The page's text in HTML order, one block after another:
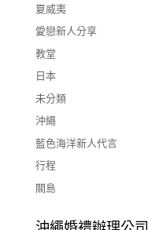
夏威夷
愛戀新人分享
教堂
日本
未分類
沖繩
藍色海洋新人代言
行程
關島